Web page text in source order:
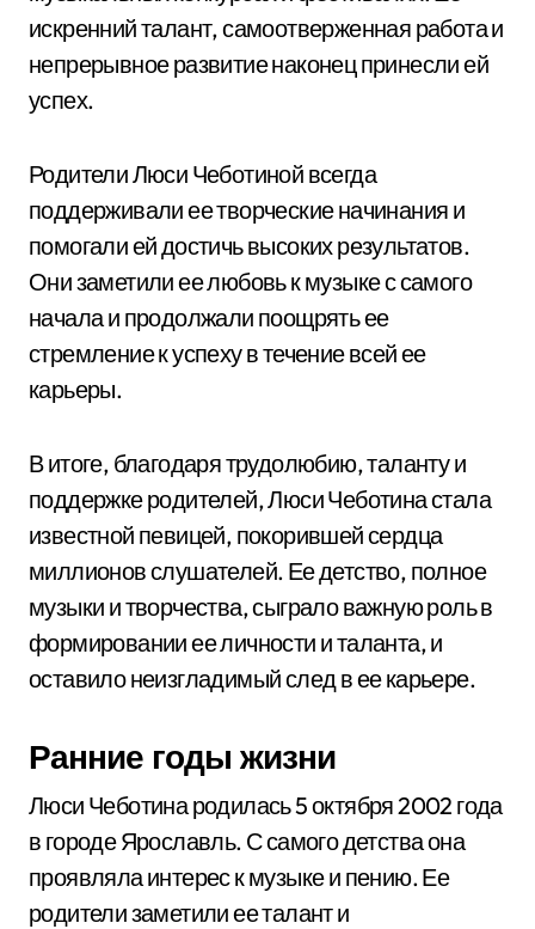
искренний талант, самоотверженная работа и
непрерывное развитие наконец принесли ей
успех.
Родители Люси Чеботиной всегда
поддерживали ее творческие начинания и
помогали ей достичь высоких результатов.
Они заметили ее любовь к музыке с самого
начала и продолжали поощрять ее
стремление к успеху в течение всей ее
карьеры.
В итоге, благодаря трудолюбию, таланту и
поддержке родителей, Люси Чеботина стала
известной певицей, покорившей сердца
миллионов слушателей. Ее детство, полное
музыки и творчества, сыграло важную роль в
формировании ее личности и таланта, и
оставило неизгладимый след в ее карьере.
Ранние годы жизни
Люси Чеботина родилась 5 октября 2002 года
в городе Ярославль. С самого детства она
проявляла интерес к музыке и пению. Ее
родители заметили ее талант и